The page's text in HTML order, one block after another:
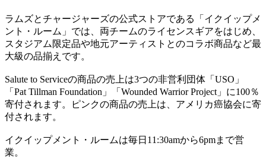
ラムズとチャージャーズの公式ストアである「イクイップメ
ント・ルーム」では、両チームのライセンスギアをはじめ、
スタジアム限定品や地元アーティストとのコラボ商品など最
大級の品揃えです。
Salute to Serviceの商品の売上は3つの非営利団体「USO」
「Pat Tillman Foundation」「Wounded Warrior Project」に100％
寄付されます。ピンクの商品の売上は、アメリカ癌協会に寄
付されます。
イクイップメント・ルームは毎日11:30amから6pmまで営
業。